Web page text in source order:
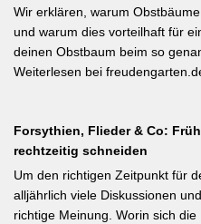
Wurzelwerk – Gartenwissen
illustrierter Praxis-Leitfaden:
dem Auspflanzen und sollte
Geiztriebe morgens entfernen,
interessant: Der Artikel
Ausgeizen kontraproduktiv ist –
von Seitentrieben profitieren.
Wir erklären, warum
und warum dies vorteilhaft für
deinen Obstbaum beim so
Weiterlesen bei
% der Blüten werden zu
dem Junifall beugt der Alternanz
Ertragsjahren) vor. Für Äpfel
Früchte pro Fruchtbüschel,
Früchte in Schattenzonen
Forsythien, Flieder & Co:
rechtzeitig schneiden
Um den richtigen Zeitpunkt für
alljährlich viele Diskussionen
richtige Meinung. Worin sich